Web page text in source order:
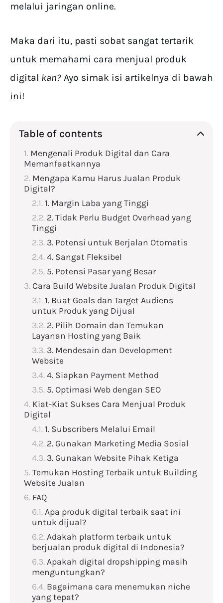
melalui jaringan online.
Maka dari itu, pasti sobat sangat tertarik
untuk memahami cara menjual produk
digital kan? Ayo simak isi artikelnya di bawah
ini!
Table of contents
Mengenali Produk Digital dan Cara
Memanfaatkannya
Mengapa Kamu Harus Jualan Produk
Digital?
1. Margin Laba yang Tinggi
2. Tidak Perlu Budget Overhead yang
Tinggi
3. Potensi untuk Berjalan Otomatis
4. Sangat Fleksibel
5. Potensi Pasar yang Besar
Cara Build Website Jualan Produk Digital
1. Buat Goals dan Target Audiens
untuk Produk yang Dijual
2. Pilih Domain dan Temukan
Layanan Hosting yang Baik
3. Mendesain dan Development
Website
4. Siapkan Payment Method
5. Optimasi Web dengan SEO
Kiat-Kiat Sukses Cara Menjual Produk
Digital
1. Subscribers Melalui Email
2. Gunakan Marketing Media Sosial
3. Gunakan Website Pihak Ketiga
Temukan Hosting Terbaik untuk Building
Website Jualan
FAQ
Apa produk digital terbaik saat ini
untuk dijual?
Adakah platform terbaik untuk
berjualan produk digital di Indonesia?
Apakah digital dropshipping masih
menguntungkan?
Bagaimana cara menemukan niche
yang tepat?